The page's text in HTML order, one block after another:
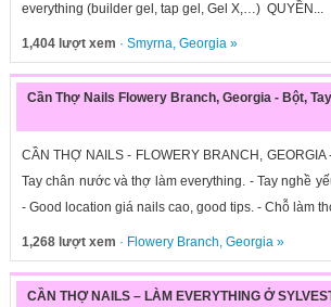
everything (builder gel, tap gel, Gel X,…) QUYỀN...
1,404 lượt xem · Smyrna, Georgia»
Cần Thợ Nails Flowery Branch, Georgia - Bột,
CẦN THỢ NAILS - FLOWERY BRANCH,
Tay chân nước và thợ làm everything. - Tay nghề
- Good location giá nails cao, good tips. - Chỗ làm
1,268 lượt xem · Flowery Branch, Georgia»
CẦN THỢ NAILS – LÀM EVERYTHING Ở